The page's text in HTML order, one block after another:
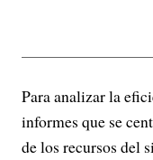
Para analizar la
informes que se
de los recursos del